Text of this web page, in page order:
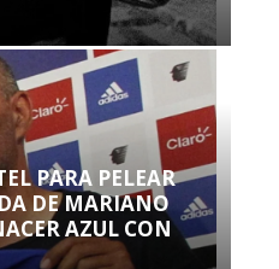
PARA PELEAR
DE MARIANO
AZUL CON